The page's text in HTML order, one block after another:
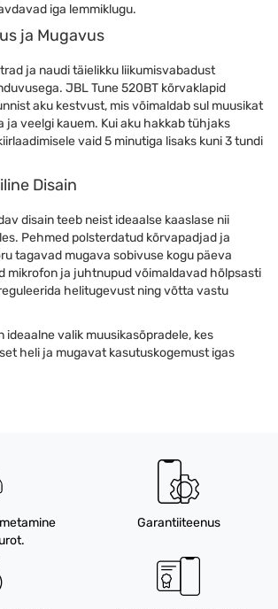
iga lemmiklugu.
ja Mugavus
ja naudi täielikku liikumisvabadust
JBL Tune 520BT kõrvaklapid
aku kestvust, mis võimaldab sul muusikat
ja veelgi kauem. Kui aku hakkab tühjaks
vaid 5 minutiga lisaks kuni 3 tundi
Disain
disain teeb neist ideaalse kaaslase nii
Pehmed polsterdatud kõrvapadjad ja
tagavad mugava sobivuse kogu päeva
mikrofon ja juhtnupud võimaldavad hõlpsasti
helitugevust ning võtta vastu
ideaalne valik muusikasõpradele, kes
heli ja mugavat kasutuskogemust igas
Garantiiteenus